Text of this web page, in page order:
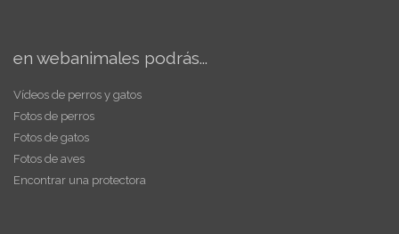
en webanimales podrás...
Vídeos de perros y gatos
Fotos de perros
Fotos de gatos
Fotos de aves
Encontrar una protectora